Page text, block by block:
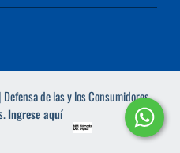
de las y los Consumidores.
Ingrese aquí